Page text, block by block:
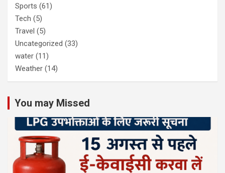
Sports (61)
Tech (5)
Travel (5)
Uncategorized (33)
water (11)
Weather (14)
You may Missed